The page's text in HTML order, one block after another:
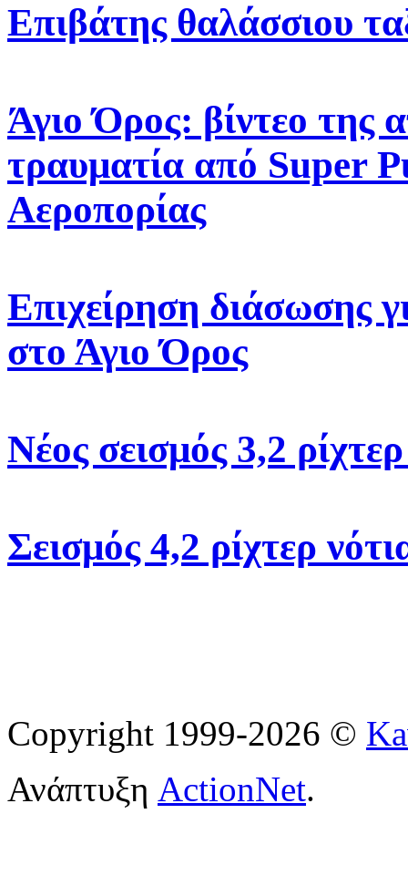
Επιβάτης θαλάσσιου
Άγιο Όρος: βίντεο της
τραυματία από Super
Αεροπορίας
Επιχείρηση διάσωσης
στο Άγιο Όρος
Νέος σεισμός 3,2
Σεισμός 4,2 ρίχτερ
Copyright 1999-2026 ©
Ανάπτυξη ActionNet.